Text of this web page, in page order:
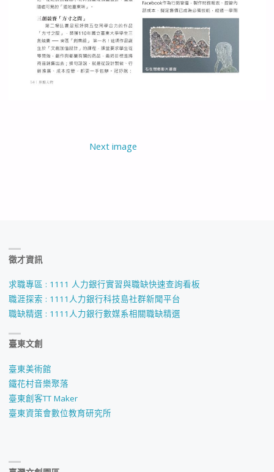
Next image
徵才資訊
求職專區 : 1111 人力銀行實習與職缺快速查詢看板
職涯探索 : 1111人力銀行科技島社群新聞平台
職缺精選 : 1111人力銀行數媒系相關職缺精選
臺東文創
臺東美術館
鐵花村音樂聚落
臺東創客TT Maker
臺東資策會數位教育研究所